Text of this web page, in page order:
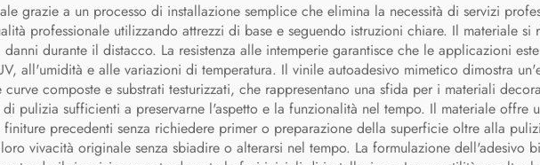
grazie a un processo di installazione semplice che elimina la necessità di servizi
professionale utilizzando attrezzi di base e seguendo istruzioni chiare. Il materiale si
durante il distacco. La resistenza alle intemperie garantisce che le applicazioni
all'umidità e alle variazioni di temperatura. Il vinile autoadesivo mimetico dimostra
composte e substrati testurizzati, che rappresentano una sfida per i materiali
pulizia sufficienti a preservarne l'aspetto e la funzionalità nel tempo. Il materiale offre
precedenti senza richiedere primer o preparazione della superficie oltre alla
vivacità originale senza sbiadire o alterarsi nel tempo. La formulazione dell'adesivo